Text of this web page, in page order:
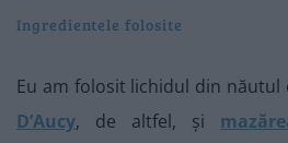
Ingredientele folosite
Eu am folosit lichidul din
D’Aucy, de altfel, și